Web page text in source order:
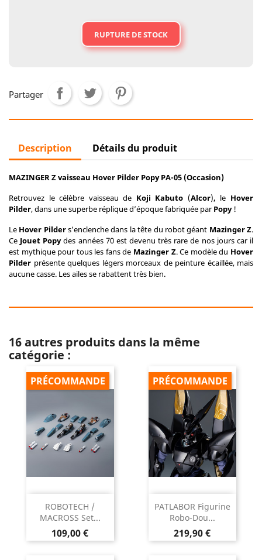
RUPTURE DE STOCK
Partager
Description Détails du produit
MAZINGER Z vaisseau Hover Pilder Popy PA-05 (Occasion)
Retrouvez le célèbre vaisseau de Koji Kabuto (Alcor), le Hover
Pilder, dans une superbe réplique d’époque fabriquée parPopy!
Le Hover Pilders’enclenche dans la tête du robot géant Mazinger Z.
Ce Jouet Popydes années 70 est devenu très rare de nos jours car il
est mythique pour tous les fans de Mazinger Z. Ce modèle du Hover
Pilder présente quelques légers morceaux de peinture écaillée, mais
aucune casse. Les ailes se rabattent très bien.
16 autres produits dans la même
catégorie :
ROBOTECH /
MACROSS Set...
Prix
109,00 €
PRÉCOMMANDE
PATLABOR Figurine
Robo-Dou...
Prix
219,90 €
PRÉCOMMANDE